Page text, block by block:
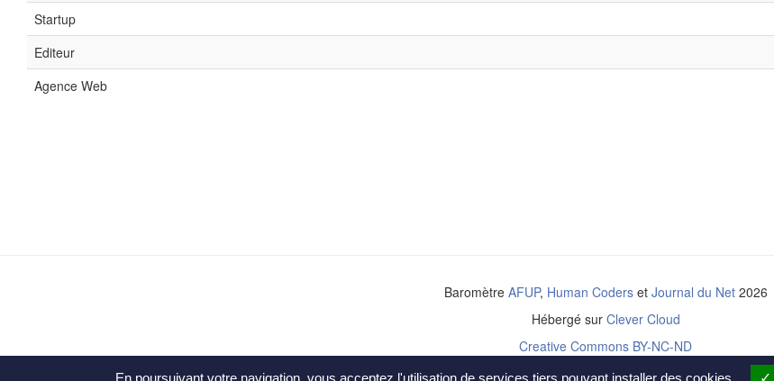
Startup
Editeur
Agence Web
Baromètre AFUP, Human Coderset Journal du Net2026
Hébergé sur Clever Cloud
Creative Commons BY-NC-ND
En poursuivant votre navigation, vous acceptez l'utilisation de services tiers pouvant installer des cookies